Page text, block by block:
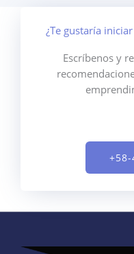
¿Te gustaría
Escríbenos y